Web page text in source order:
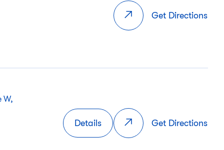
Get Directions
W,
Details Get Directions